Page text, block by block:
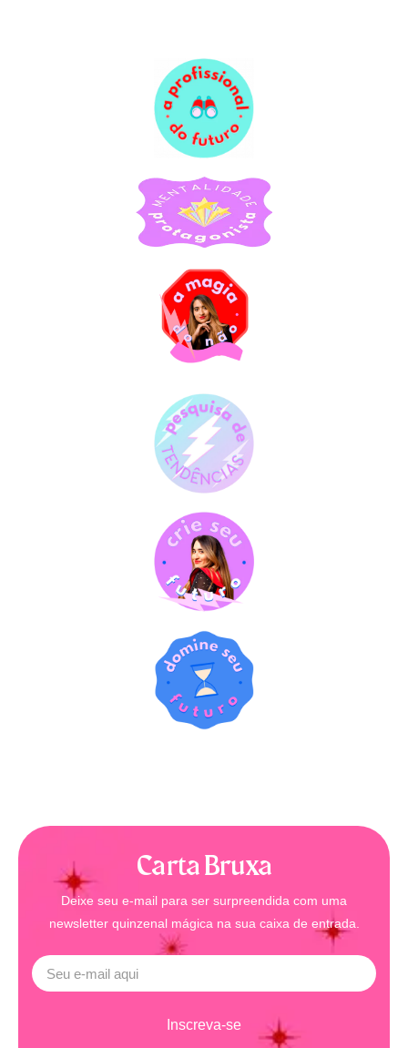
Carta Bruxa
Deixe seu e-mail para ser surpreendida com uma
newsletter quinzenal mágica na sua caixa de entrada.
Inscreva-se